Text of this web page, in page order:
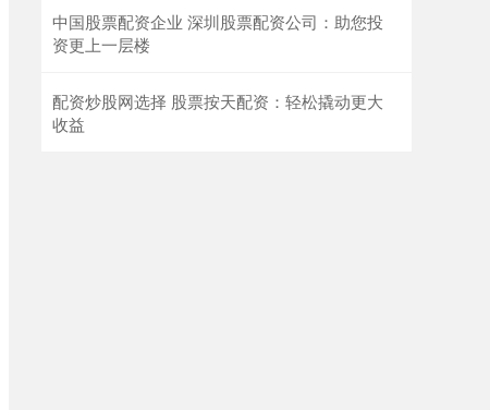
中国股票配资企业 深圳股票配资公司：助您投
资更上一层楼
配资炒股网选择 股票按天配资：轻松撬动更大
收益